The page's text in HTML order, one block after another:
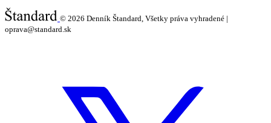
© 2026 Denník Štandard, Všetky práva vyhradené |
oprava@standard.sk